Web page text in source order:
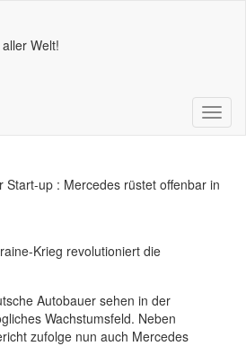
Welt!
Start-up : Mercedes rüstet offenbar in
Krieg revolutioniert die
Autobauer sehen in der
Wachstumsfeld. Neben
zufolge nun auch Mercedes